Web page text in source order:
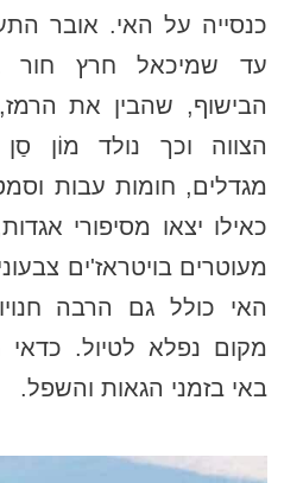
כנסייה על האי. אובר
עד שמיכאל חרץ חור
הבישוף, שהבין את
הצווה וכך נולד מוֹן
מגדלים, חומות עבות
כאילו יצאו מסיפורי
מעוטרים בויטראז'ים
האי כולל גם הרבה
מקום נפלא לטיול. כדאי
באי בזמני הגאות והשפל.